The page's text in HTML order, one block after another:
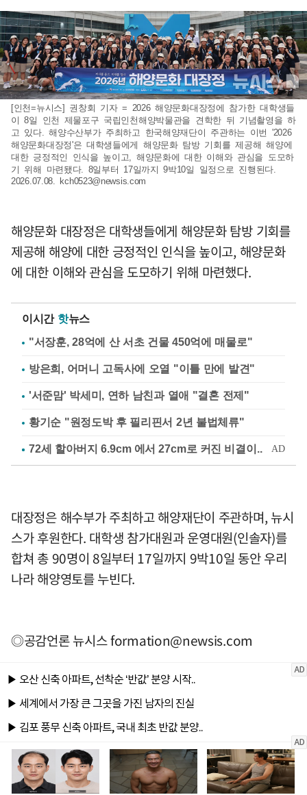
[인천=뉴시스] 권창회 기자 = 2026 해양문화대장정에 참가한 대학생들
이 8일 인천 제물포구 국립인천해양박물관을 견학한 뒤 기념촬영을 하
고 있다. 해양수산부가 주최하고 한국해양재단이 주관하는 이번 '2026
해양문화대장정'은 대학생들에게 해양문화 탐방 기회를 제공해 해양에
대한 긍정적인 인식을 높이고, 해양문화에 대한 이해와 관심을 도모하
기 위해 마련됐다. 8일부터 17일까지 9박10일 일정으로 진행된다.
2026.07.08. kch0523@newsis.com
해양문화 대장정은 대학생들에게 해양문화 탐방 기회를
제공해 해양에 대한 긍정적인 인식을 높이고, 해양문화
에 대한 이해와 관심을 도모하기 위해 마련했다.
이시간 핫뉴스
"서장훈, 28억에 산 서초 건물 450억에 매물로"
방은희, 어머니 고독사에 오열 "이틀 만에 발견"
'서준맘' 박세미, 연하 남친과 열애 "결혼 전제"
황기순 "원정도박 후 필리핀서 2년 불법체류"
대장정은 해수부가 주최하고 해양재단이 주관하며, 뉴시
스가 후원한다. 대학생 참가대원과 운영대원(인솔자)를
합쳐 총 90명이 8일부터 17일까지 9박10일 동안 우리
나라 해양영토를 누빈다.
◎공감언론 뉴시스formation@newsis.com